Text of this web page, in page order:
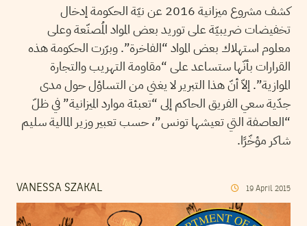
كشف مشروع ميزانية 2016 عن نيّة الحكومة إدخال
تخفيضات ضريبيّة على توريد بعض المواد المُصنّعة وعلى
معلوم استهلاك بعض المواد “الفاخرة”. وبرّرت الحكومة هذه
القرارات بأنّها ستساعد على “مقاومة التهريب والتجارة
الموازية”. إلاّ أنّ هذا التبرير لا يغني من التساؤل حول مدى
جدّية سعي الفريق الحاكم إلى “تعبئة موارد الميزانية” في ظلّ
“العاصفة التي تعيشها تونس”، حسب تعبير وزير المالية سليم
شاكر مؤخّرًا.
VANESSA SZAKAL 19 April 2015